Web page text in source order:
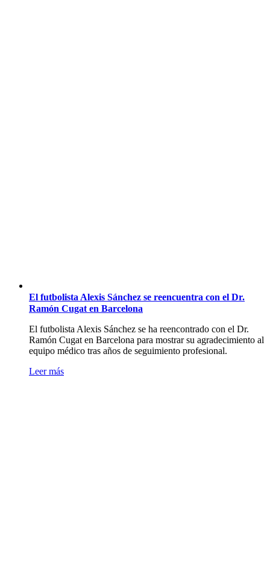
El futbolista Alexis Sánchez se reencuentra con el Dr.
Ramón Cugat en Barcelona
El futbolista Alexis Sánchez se ha reencontrado con el Dr.
Ramón Cugat en Barcelona para mostrar su agradecimiento al
equipo médico tras años de seguimiento profesional.
Leer más